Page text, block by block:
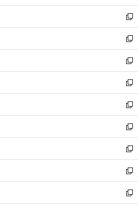
開
く
ウ
で
開
く
ン
ド
ウ
で
開
く
新
し
い
ウ
ィ
ン
ド
ウ
で
開
く
新
し
い
ウ
ィ
ン
ド
ウ
で
開
く
新
し
い
ウ
ィ
ン
ド
ウ
で
開
く
新
し
い
ウ
ィ
ン
ド
ウ
で
開
く
新
し
い
ウ
ィ
ン
ド
ウ
で
開
新
し
い
ウ
ィ
ン
ド
ウ
新
し
い
ウ
ィ
ン
新
し
い
ウ
新
し